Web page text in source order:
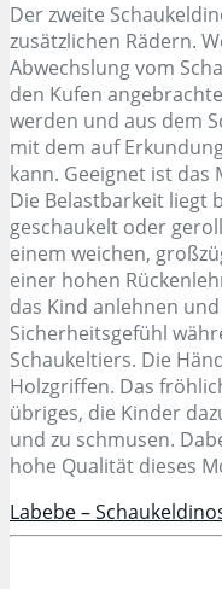
Der zweite
zusätzlichen Rädern.
Abwechslung vom
den Kufen
werden und aus dem
mit dem auf
kann. Geeignet ist das
Die Belastbarkeit liegt
geschaukelt oder
einem weichen,
einer hohen
das Kind anlehnen
Sicherheitsgefühl
Schaukeltiers. Die
Holzgriffen. Das
übriges, die Kinder
und zu schmusen.
hohe Qualität dieses
Labebe –